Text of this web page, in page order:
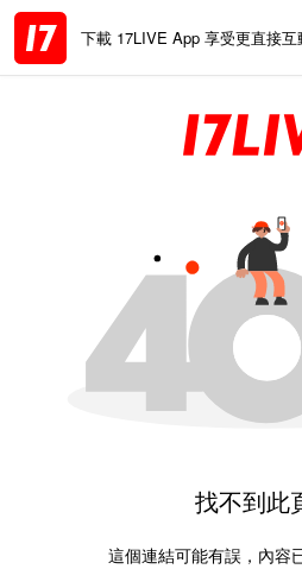
下載 17LIVE App 享受更直接互
找不到此
這個連結可能有誤，內容